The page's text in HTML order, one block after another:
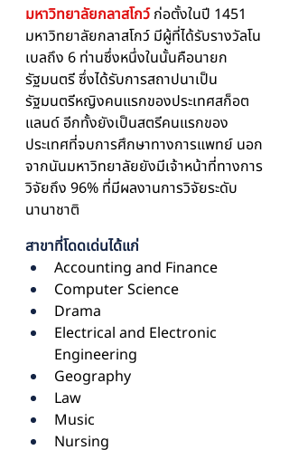
มหาวิทยาลัยกลาสโกว์ ก่อตั้งในปี 1451
มหาวิทยาลัยกลาสโกว์ มีผู้ที่ได้รับรางวัลโน
เบลถึง 6 ท่านซึ่งหนึ่งในนั้นคือนายก
รัฐมนตรี ซึ่งได้รับการสถาปนาเป็น
รัฐมนตรีหญิงคนแรกของประเทศสก็อต
แลนด์ อีกทั้งยังเป็นสตรีคนแรกของ
ประเทศที่จบการศึกษาทางการแพทย์ นอก
จากนันมหาวิทยาลัยยังมีเจ้าหน้าที่ทางการ
วิจัยถึง 96% ที่มีผลงานการวิจัยระดับ
นานาชาติ
สาขาที่โดดเด่นได้แก่
Accounting and Finance
Computer Science
Drama
Electrical and Electronic
Engineering
Geography
Law
Music
Nursing